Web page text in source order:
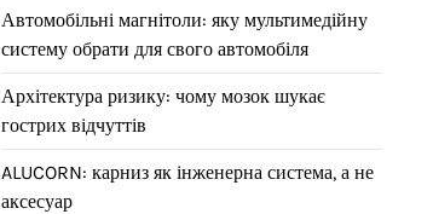
Автомобільні магнітоли: яку мультимедійну
систему обрати для свого автомобіля
Архітектура ризику: чому мозок шукає
гострих відчуттів
ALUCORN: карниз як інженерна система, а не
аксесуар